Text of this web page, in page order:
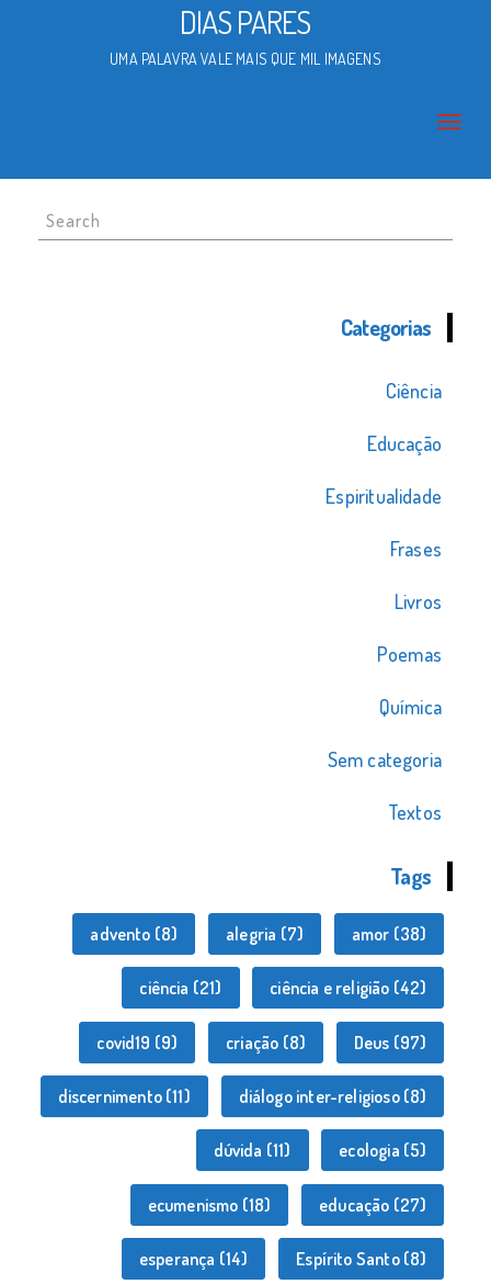
DIAS PARES
UMA PALAVRA VALE MAIS QUE MIL IMAGENS
Search
for:
Categorias
Ciência
Educação
Espiritualidade
Frases
Livros
Poemas
Química
Sem categoria
Textos
Tags
advento (8) alegria (7) amor (38)
ciência (21) ciência e religião (42)
covid19 (9) criação (8) Deus (97)
discernimento(11) diálogo inter-religioso(8)
dúvida (11) ecologia (5)
ecumenismo (18) educação (27)
esperança (14) Espírito Santo(8)